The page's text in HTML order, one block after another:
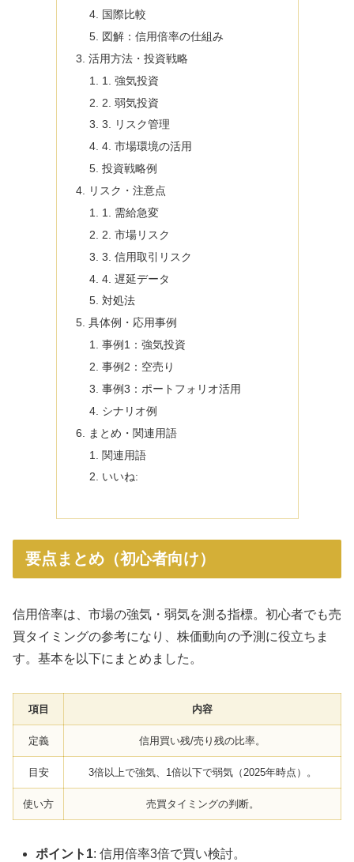
国際比較
図解：信用倍率の仕組み
活用方法・投資戦略
1. 強気投資
2. 弱気投資
3. リスク管理
4. 市場環境の活用
投資戦略例
リスク・注意点
1. 需給急変
2. 市場リスク
3. 信用取引リスク
4. 遅延データ
対処法
具体例・応用事例
事例1：強気投資
事例2：空売り
事例3：ポートフォリオ活用
シナリオ例
まとめ・関連用語
関連用語
いいね:
要点まとめ（初心者向け）
信用倍率は、市場の強気・弱気を測る指標。初心者でも売
買タイミングの参考になり、株価動向の予測に役立ちま
す。基本を以下にまとめました。
項目 内容
定義 信用買い残/売り残の比率。
目安 3倍以上で強気、1倍以下で弱気（2025年時点）。
使い方 売買タイミングの判断。
ポイント1: 信用倍率3倍で買い検討。